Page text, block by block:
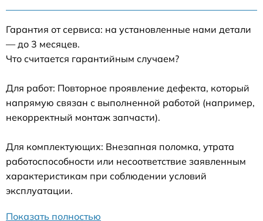
Гарантия от сервиса: на установленные нами детали
— до 3 месяцев.
Что считается гарантийным случаем?
Для работ: Повторное проявление дефекта, который
напрямую связан с выполненной работой (например,
некорректный монтаж запчасти).
Для комплектующих: Внезапная поломка, утрата
работоспособности или несоответствие заявленным
характеристикам при соблюдении условий
эксплуатации.
Показать полностью